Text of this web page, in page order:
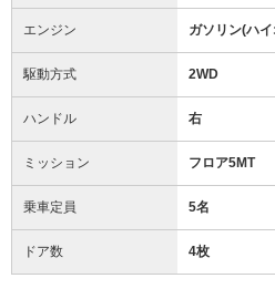
エンジン ガソリン(ハ
駆動方式 2WD
ハンドル 右
ミッション フロア5MT
乗車定員 5名
ドア数 4枚